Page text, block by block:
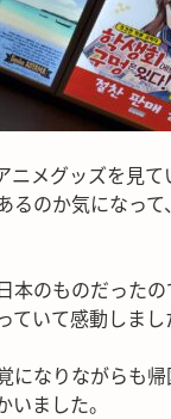
ニメグッズを見
るのか気になっ
本のものだった
いて感動しまし
になりながらも
ました。